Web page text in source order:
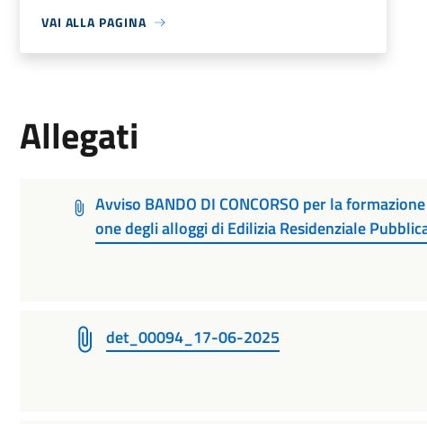
VAI ALLA PAGINA
Allegati
Avviso BANDO DI CONCORSO per la
one degli alloggi di Edilizia Residenziale
det_00094_17-06-2025